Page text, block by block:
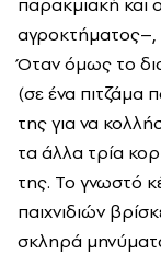
αγροκτήματος–,
Όταν όμως το
(σε ένα πιτζάμα
της για να
τα άλλα τρία
της. Το γνωστό
παιχνιδιών
σκληρά